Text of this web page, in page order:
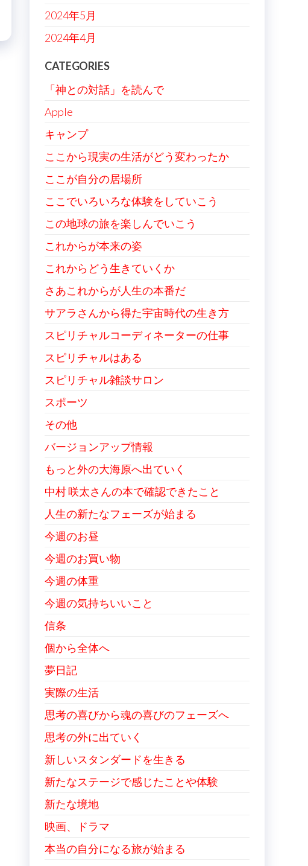
2024年5月
2024年4月
CATEGORIES
「神との対話」を読んで
Apple
キャンプ
ここから現実の生活がどう変わったか
ここが自分の居場所
ここでいろいろな体験をしていこう
この地球の旅を楽しんでいこう
これからが本来の姿
これからどう生きていくか
さあこれからが人生の本番だ
サアラさんから得た宇宙時代の生き方
スピリチャルコーディネーターの仕事
スピリチャルはある
スピリチャル雑談サロン
スポーツ
その他
バージョンアップ情報
もっと外の大海原へ出ていく
中村 咲太さんの本で確認できたこと
人生の新たなフェーズが始まる
今週のお昼
今週のお買い物
今週の体重
今週の気持ちいいこと
信条
個から全体へ
夢日記
実際の生活
思考の喜びから魂の喜びのフェーズへ
思考の外に出ていく
新しいスタンダードを生きる
新たなステージで感じたことや体験
新たな境地
映画、ドラマ
本当の自分になる旅が始まる